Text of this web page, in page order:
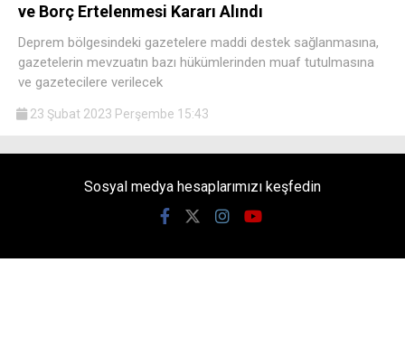
ve Borç Ertelenmesi Kararı Alındı
Deprem bölgesindeki gazetelere maddi destek sağlanmasına,
gazetelerin mevzuatın bazı hükümlerinden muaf tutulmasına
ve gazetecilere verilecek
23 Şubat 2023 Perşembe 15:43
Sosyal medya hesaplarımızı keşfedin